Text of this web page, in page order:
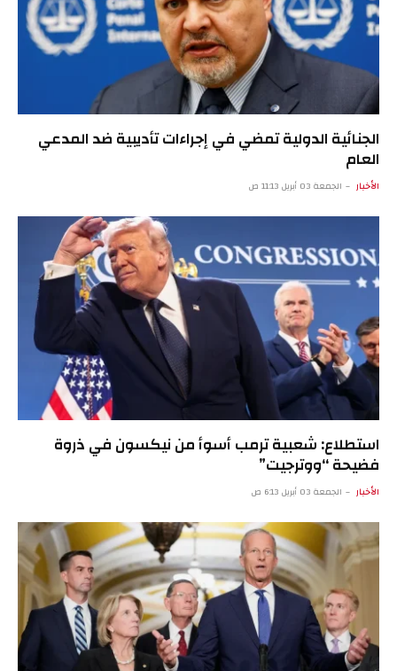
الجنائية الدولية تمضي في إجراءات تأديبية ضد المدعي
العام
الأخبار الجمعة 03 أبريل 11:13 ص
استطلاع: شعبية ترمب أسوأ من نيكسون في ذروة
فضيحة “ووترجيت”
الأخبار الجمعة 03 أبريل 6:13 ص